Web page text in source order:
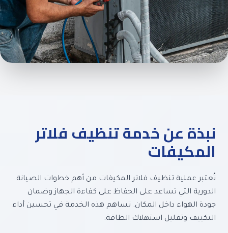
تنظيف الفلاتر
نبذة عن خدمة تنظيف فلاتر
المكيفات
تُعتبر عملية تنظيف فلاتر المكيفات من أهم خطوات الصيانة
الدورية التي تساعد على الحفاظ على كفاءة الجهاز وضمان
جودة الهواء داخل المكان. تساهم هذه الخدمة في تحسين أداء
التكييف وتقليل استهلاك الطاقة.